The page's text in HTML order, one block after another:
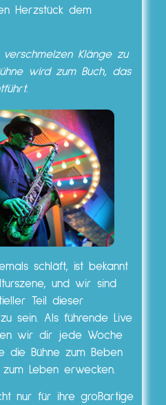
Herzstück dem
Klänge zu
wird zum Buch, das
schläft, ist bekannt
und wir sind
Teil dieser
sein. Als führende Live
wir dir jede Woche
die Bühne zum Beben
Leben erwecken.
nur für ihre großartige